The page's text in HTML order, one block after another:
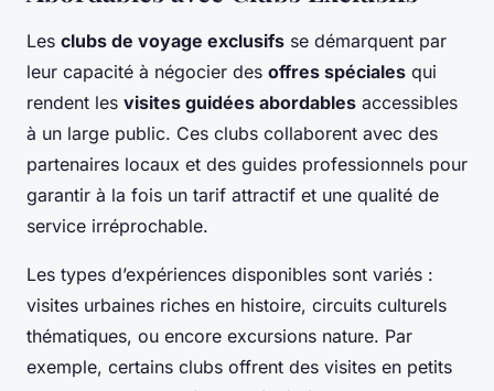
Les clubs de voyage exclusifs se démarquent par
leur capacité à négocier des offres spéciales qui
rendent les visites guidées abordables accessibles
à un large public. Ces clubs collaborent avec des
partenaires locaux et des guides professionnels pour
garantir à la fois un tarif attractif et une qualité de
service irréprochable.
Les types d’expériences disponibles sont variés :
visites urbaines riches en histoire, circuits culturels
thématiques, ou encore excursions nature. Par
exemple, certains clubs offrent des visites en petits